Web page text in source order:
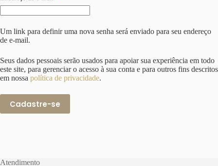
Um link para definir uma nova senha será enviado para seu endereço
de e-mail.
Seus dados pessoais serão usados para apoiar sua experiência em todo
este site, para gerenciar o acesso à sua conta e para outros fins descritos
em nossa política de privacidade.
Cadastre-se
Atendimento